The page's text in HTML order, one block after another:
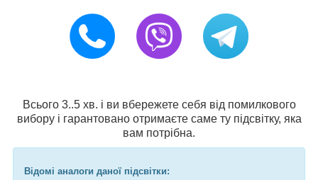
Всього 3..5 хв. і ви вбережете себя від помилкового
вибору і гарантовано отримаєте саме ту підсвітку, яка
вам потрібна.
Відомі аналоги даної підсвітки: